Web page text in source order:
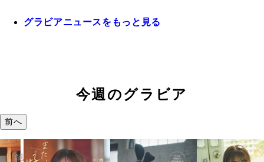
グラビアニュースをもっと見る
今週のグラビア
前へ